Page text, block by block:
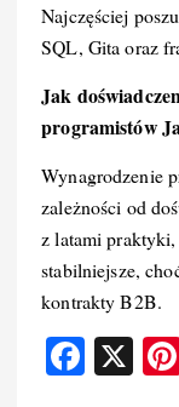
Najczęściej
SQL, Gita oraz
Jak
programistów
Wynagrodzenie
zależności od
z latami praktyki,
stabilniejsze,
kontrakty B2B.
F
X